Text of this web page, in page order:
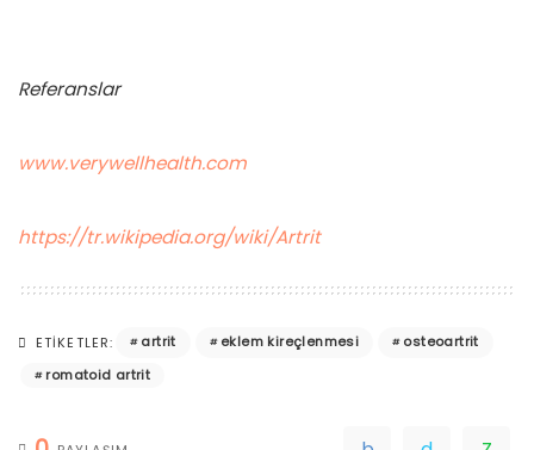
Referanslar
www.verywellhealth.com
https://tr.wikipedia.org/wiki/Artrit
ETIKETLER: artrit eklem kireçlenmesi
osteoartrit
romatoid artrit